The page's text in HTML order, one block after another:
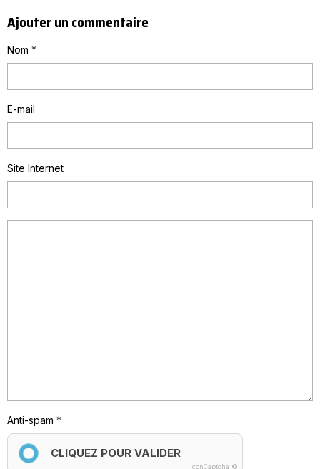
Ajouter un commentaire
Nom
E-mail
Site Internet
Anti-spam
CLIQUEZ POUR VALIDER
IconCaptcha ©